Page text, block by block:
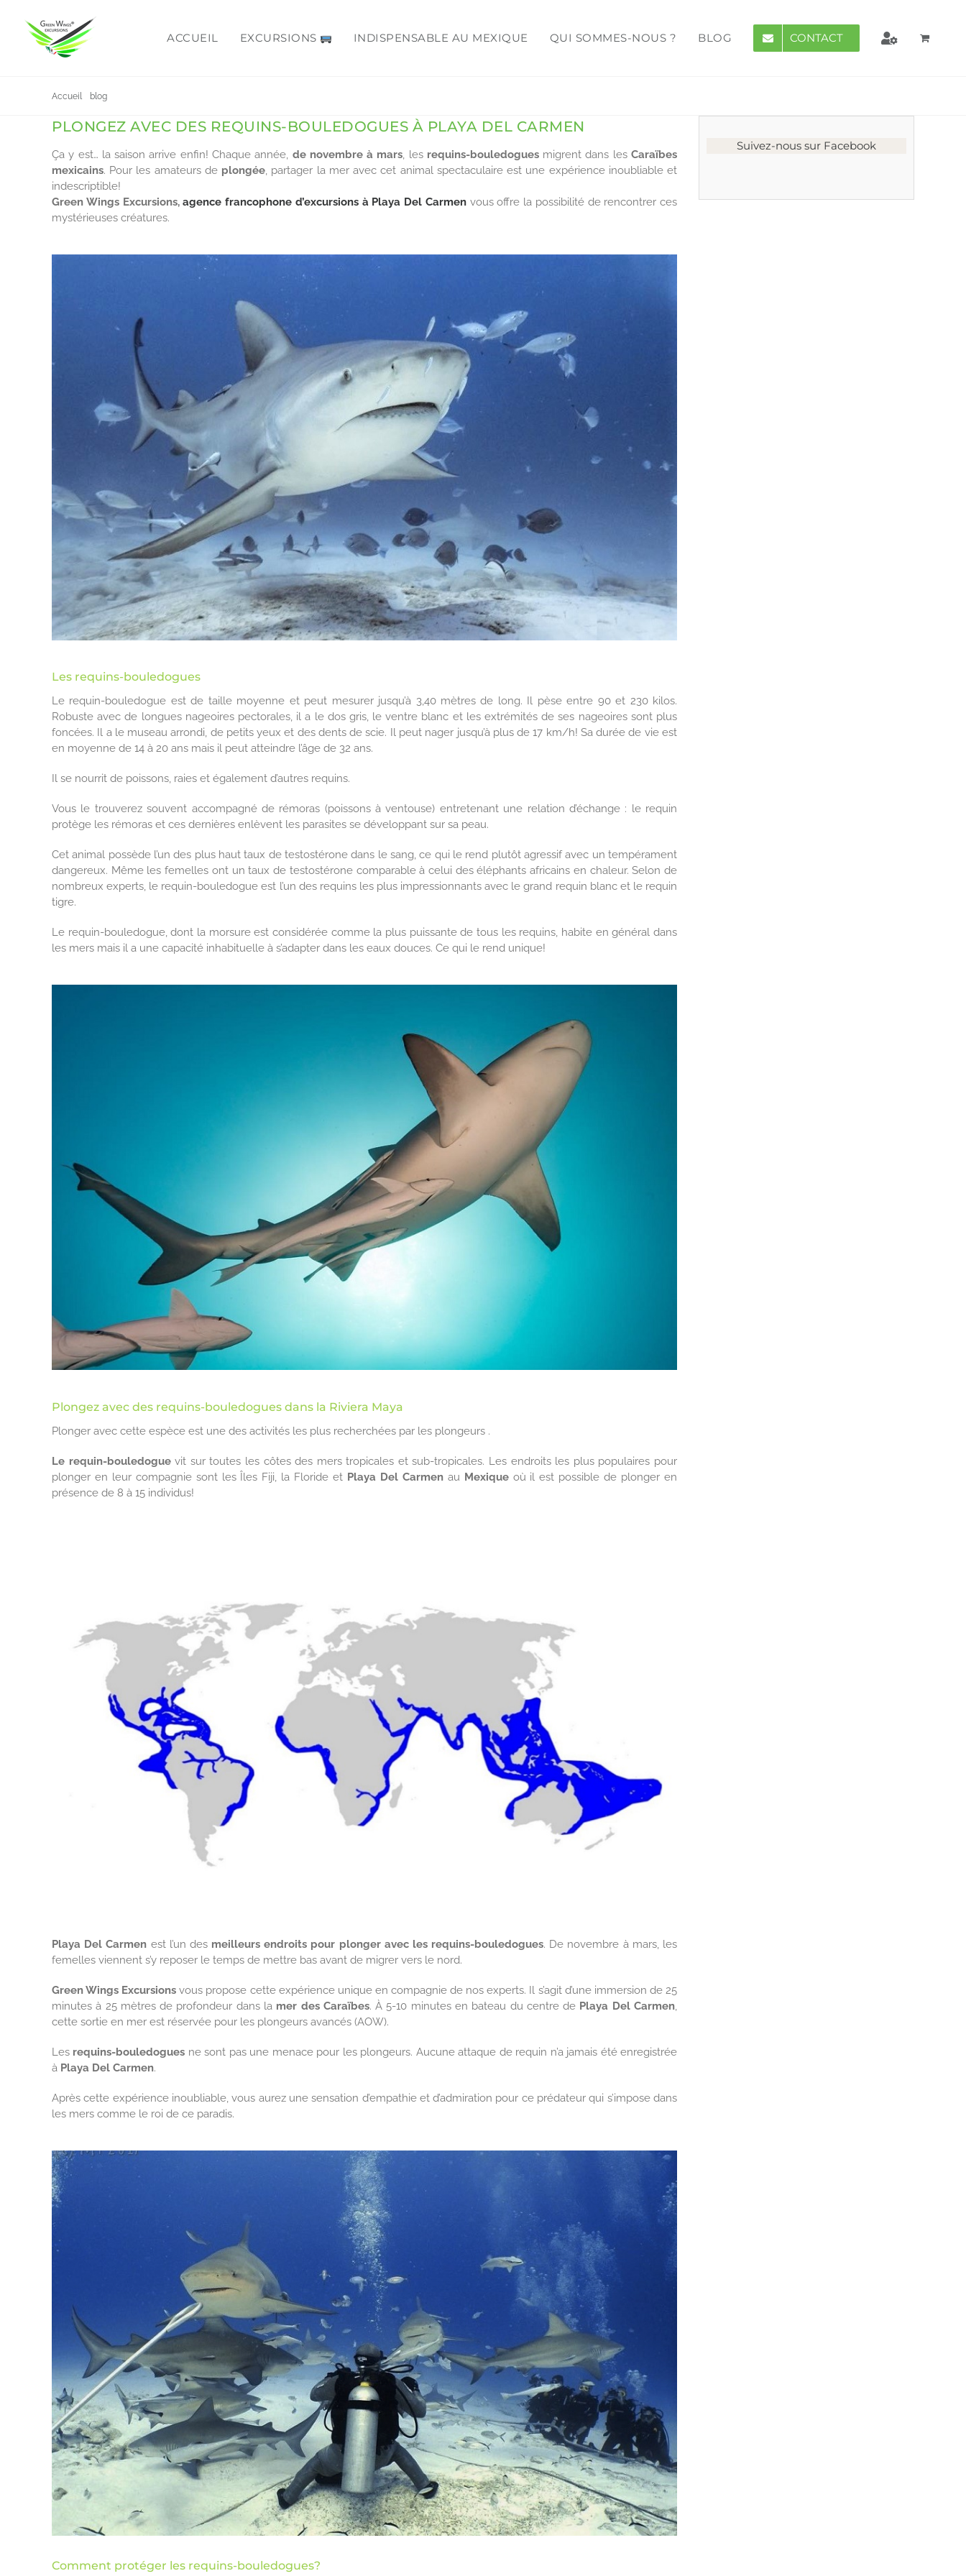
contenu
ACCUEIL EXCURSIONS INDISPENSABLE AU MEXIQUE QUI SOMMES-NOUS ? BLOG CONTACT
Accueil blog
PLONGEZ AVEC DES REQUINS-BOULEDOGUES À PLAYA DEL CARMEN
Ça y est… la saison arrive enfin! Chaque année, de novembre à mars, les requins-bouledoguesmigrent dans lesCaraïbes
mexicains. Pour les amateurs de plongée, partager la mer avec cet animal spectaculaire est une expérience inoubliable et
indescriptible!
Green Wings Excursions,agence francophone d’excursions à Playa Del Carmenvous offre la possibilité de rencontrer ces
mystérieuses créatures.
Les requins-bouledogues
Le requin-bouledogue est de taille moyenne et peut mesurer jusqu’à 3,40 mètres de long. Il pèse entre 90 et 230 kilos.
Robuste avec de longues nageoires pectorales, il a le dos gris, le ventre blanc et les extrémités de ses nageoires sont plus
foncées. Il a le museau arrondi, de petits yeux et des dents de scie. Il peut nager jusqu’à plus de 17 km/h! Sa durée de vie est
en moyenne de 14 à 20 ans mais il peut atteindre l’âge de 32 ans.
Il se nourrit de poissons, raies et également d’autres requins.
Vous le trouverez souvent accompagné de rémoras (poissons à ventouse) entretenant une relation d’échange : le requin
protège les rémoras et ces dernières enlèvent les parasites se développant sur sa peau.
Cet animal possède l’un des plus haut taux de testostérone dans le sang, ce qui le rend plutôt agressif avec un tempérament
dangereux. Même les femelles ont un taux de testostérone comparable à celui des éléphants africains en chaleur. Selon de
nombreux experts, le requin-bouledogue est l’un des requins les plus impressionnants avec le grand requin blanc et le requin
tigre.
Le requin-bouledogue, dont la morsure est considérée comme la plus puissante de tous les requins, habite en général dans
les mers mais il a une capacité inhabituelle à s’adapter dans les eaux douces. Ce qui le rend unique!
Plongez avec des requins-bouledogues dans la Riviera Maya
Plonger avec cette espèce est une des activités les plus recherchées par les plongeurs .
Le requin-bouledoguevit sur toutes les côtes des mers tropicales et sub-tropicales. Les endroits les plus populaires pour
plonger en leur compagnie sont les Îles Fiji, la Floride et Playa Del Carmenau Mexiqueoù il est possible de plonger en
présence de 8 à 15 individus!
Playa Del Carmen est l’un des meilleurs endroits pour plonger avec les requins-bouledogues. De novembre à mars, les
femelles viennent s’y reposer le temps de mettre bas avant de migrer vers le nord.
Green Wings Excursionsvous propose cette expérience unique en compagnie de nos experts. Il s’agit d’une immersion de 25
minutes à 25 mètres de profondeur dans la mer des Caraïbes. À 5-10 minutes en bateau du centre de Playa Del Carmen,
cette sortie en mer est réservée pour les plongeurs avancés (AOW).
Les requins-bouledogues ne sont pas une menace pour les plongeurs. Aucune attaque de requin n’a jamais été enregistrée
à Playa Del Carmen.
Après cette expérience inoubliable, vous aurez une sensation d’empathie et d’admiration pour ce prédateur qui s’impose dans
les mers comme le roi de ce paradis.
Comment protéger les requins-bouledogues?
Suivez-nous sur Facebook
MEXIQUE
Demandez et recevez votre PDF
Je reçois mon PDF par email